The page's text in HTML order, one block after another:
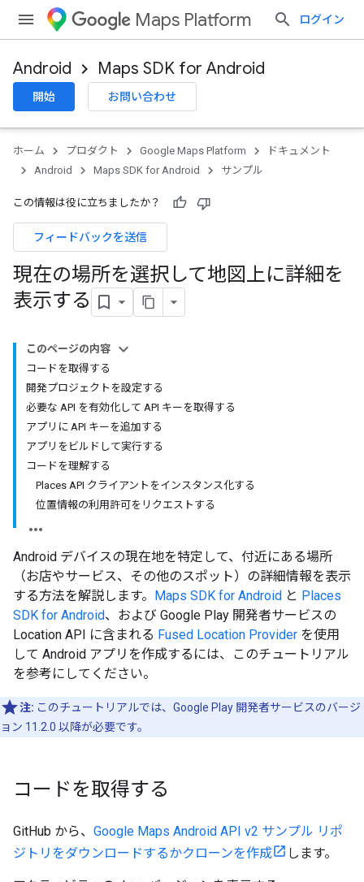
Maps Platform ログイン
Android Maps SDK for Android
開始 お問い合わせ
ホーム プロダクト Google Maps Platform
ドキュメント
Android
Maps SDK for Android サンプル
この情報は役に立ちましたか？
フィードバックを送信
現在の場所を選択して地図上に詳細を
表示する
このページの内容
コードを取得する
開発プロジェクトを設定する
必要な API を有効化して API キーを取得する
アプリに API キーを追加する
アプリをビルドして実行する
コードを理解する
Places API クライアントをインスタンス化する
位置情報の利用許可をリクエストする
Android デバイスの現在地を特定して、付近にある場所
（お店やサービス、その他のスポット）の詳細情報を表示
する方法を解説します。 Maps SDK for Android と Places
SDK for Android、および Google Play 開発者サービスの
Location API に含まれる Fused Location Provider を使用
して Android アプリを作成するには、このチュートリアル
を参考にしてください。
注: このチュートリアルでは、Google Play 開発者サービスのバージ
ョン 11.2.0 以降が必要です。
コードを取得する
GitHub から、 Google Maps Android API v2 サンプル リポ
ジトリをダウンロードするかクローンを作成
します。